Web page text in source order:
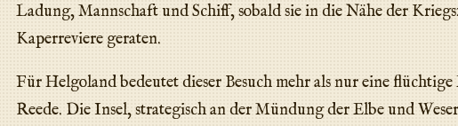
Ladung, Mannschaft und Schiff, sobald sie in die Nähe der
Kaperreviere geraten.
Für Helgoland bedeutet dieser Besuch mehr als nur eine
Reede. Die Insel, strategisch an der Mündung der Elbe und